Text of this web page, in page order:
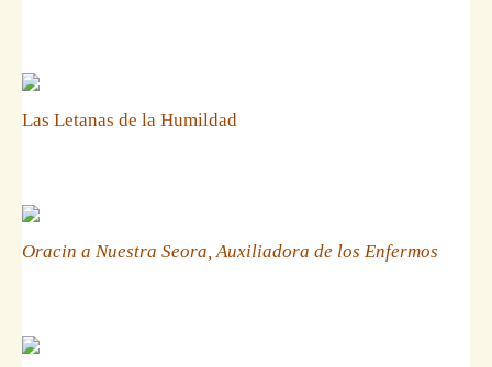
Las Letanas de la Humildad
Oracin a Nuestra Seora, Auxiliadora de los Enfermos